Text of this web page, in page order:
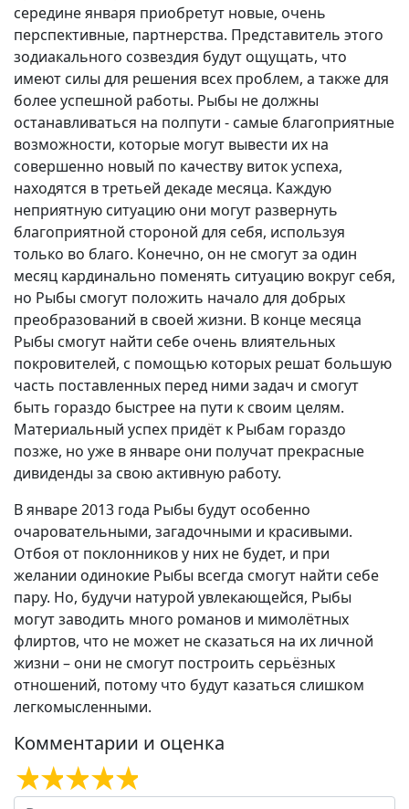
середине января приобретут новые, очень
перспективные, партнерства. Представитель этого
зодиакального созвездия будут ощущать, что
имеют силы для решения всех проблем, а также для
более успешной работы. Рыбы не должны
останавливаться на полпути - самые благоприятные
возможности, которые могут вывести их на
совершенно новый по качеству виток успеха,
находятся в третьей декаде месяца. Каждую
неприятную ситуацию они могут развернуть
благоприятной стороной для себя, используя
только во благо. Конечно, он не смогут за один
месяц кардинально поменять ситуацию вокруг себя,
но Рыбы смогут положить начало для добрых
преобразований в своей жизни. В конце месяца
Рыбы смогут найти себе очень влиятельных
покровителей, с помощью которых решат большую
часть поставленных перед ними задач и смогут
быть гораздо быстрее на пути к своим целям.
Материальный успех придёт к Рыбам гораздо
позже, но уже в январе они получат прекрасные
дивиденды за свою активную работу.
В январе 2013 года Рыбы будут особенно
очаровательными, загадочными и красивыми.
Отбоя от поклонников у них не будет, и при
желании одинокие Рыбы всегда смогут найти себе
пару. Но, будучи натурой увлекающейся, Рыбы
могут заводить много романов и мимолётных
флиртов, что не может не сказаться на их личной
жизни – они не смогут построить серьёзных
отношений, потому что будут казаться слишком
легкомысленными.
Комментарии и оценка